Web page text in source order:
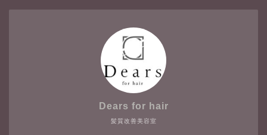
髪質改善美容室
Dears for hair